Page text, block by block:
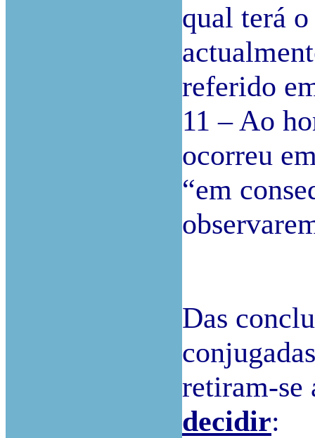
qual terá
referido
11 – Ao
ocorreu
“em
Das
retiram-se
decidir: